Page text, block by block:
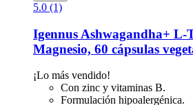
5.0 (1)
Igennus Ashwagandha+ L-​
Magnesio, 60 cápsulas
¡Lo más vendido!
Con zinc y vitaminas B.
Formulación hipoalergénica.